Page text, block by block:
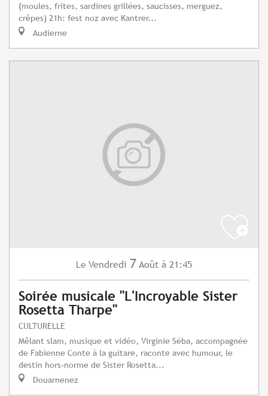
(moules, frites, sardines grillées, saucisses, merguez,
crêpes) 21h: fest noz avec Kantrer...
Audierne
Le Vendredi 7 Août à 21:45
Soirée musicale "L'Incroyable Sister
Rosetta Tharpe"
CULTURELLE
Mêlant slam, musique et vidéo, Virginie Séba, accompagnée
de Fabienne Conte à la guitare, raconte avec humour, le
destin hors-norme de Sister Rosetta...
Douarnenez